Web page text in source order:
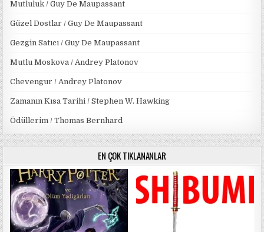
Mutluluk / Guy De Maupassant
Güzel Dostlar / Guy De Maupassant
Gezgin Satıcı / Guy De Maupassant
Mutlu Moskova / Andrey Platonov
Chevengur / Andrey Platonov
Zamanın Kısa Tarihi / Stephen W. Hawking
Ödüllerim / Thomas Bernhard
EN ÇOK TIKLANANLAR